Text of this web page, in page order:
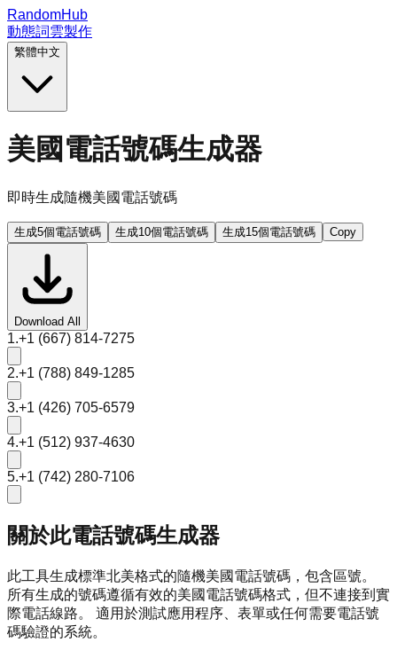
RandomHub
動態詞雲製作
繁體中文
美國電話號碼生成器
即時生成隨機美國電話號碼
生成5個電話號碼 生成10個電話號碼 生成15個電話號碼 Copy
Download All
1.+1 (667) 814-7275
2.+1 (788) 849-1285
3.+1 (426) 705-6579
4.+1 (512) 937-4630
5.+1 (742) 280-7106
關於此電話號碼生成器
此工具生成標準北美格式的隨機美國電話號碼，包含區號。
所有生成的號碼遵循有效的美國電話號碼格式，但不連接到實
際電話線路。 適用於測試應用程序、表單或任何需要電話號
碼驗證的系統。